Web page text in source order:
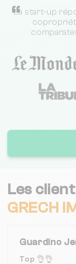
“
La start-up
Les
GRECH
Guardino
Top 👌👌